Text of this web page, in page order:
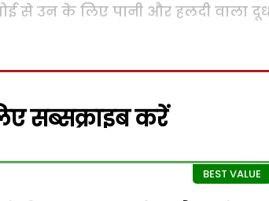
से उन के लिए पानी और हलदी वाला
सब्सक्राइब करें